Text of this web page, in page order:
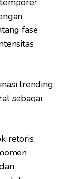
fase
trending
sebagai
retoris